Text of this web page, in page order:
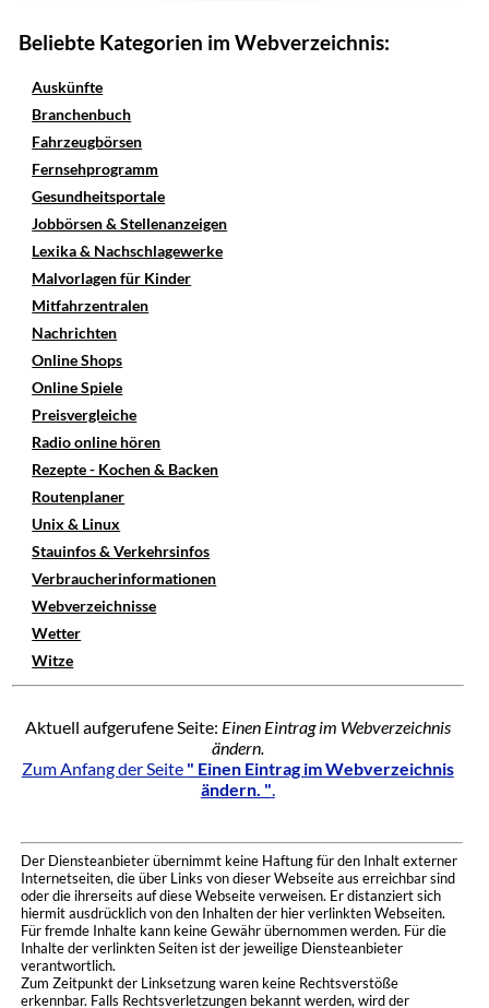
Beliebte Kategorien im Webverzeichnis:
Auskünfte
Branchenbuch
Fahrzeugbörsen
Fernsehprogramm
Gesundheitsportale
Jobbörsen & Stellenanzeigen
Lexika & Nachschlagewerke
Malvorlagen für Kinder
Mitfahrzentralen
Nachrichten
Online Shops
Online Spiele
Preisvergleiche
Radio online hören
Rezepte - Kochen & Backen
Routenplaner
Unix & Linux
Stauinfos & Verkehrsinfos
Verbraucherinformationen
Webverzeichnisse
Wetter
Witze
Aktuell aufgerufene Seite: Einen Eintrag im Webverzeichnis
ändern.
Zum Anfang der Seite " Einen Eintrag im Webverzeichnis
ändern. ".
Der Diensteanbieter übernimmt keine Haftung für den Inhalt externer
Internetseiten, die über Links von dieser Webseite aus erreichbar sind
oder die ihrerseits auf diese Webseite verweisen. Er distanziert sich
hiermit ausdrücklich von den Inhalten der hier verlinkten Webseiten.
Für fremde Inhalte kann keine Gewähr übernommen werden. Für die
Inhalte der verlinkten Seiten ist der jeweilige Diensteanbieter
verantwortlich.
Zum Zeitpunkt der Linksetzung waren keine Rechtsverstöße
erkennbar. Falls Rechtsverletzungen bekannt werden, wird der